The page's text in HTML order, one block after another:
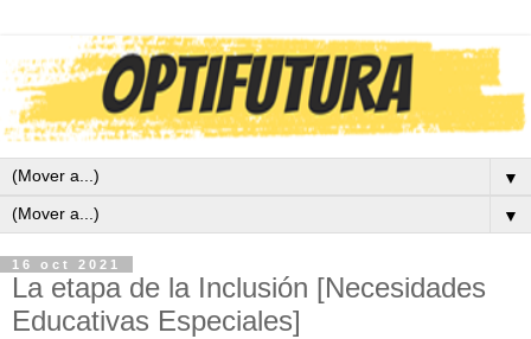
▼
▼
16 oct 2021
La etapa de la Inclusión [Necesidades
Educativas Especiales]